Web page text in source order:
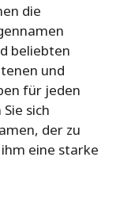
die
beliebten
und
für jeden
sich
der zu
eine starke